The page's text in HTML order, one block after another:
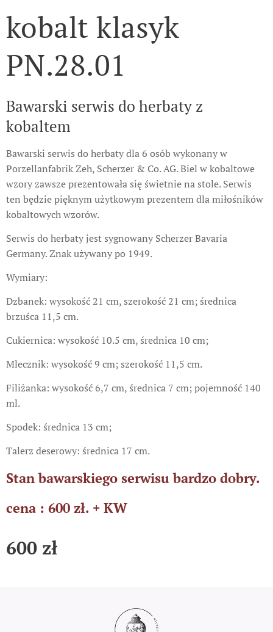
kobalt klasyk
PN.28.01
Bawarski serwis do herbaty z
kobaltem
Bawarski serwis do herbaty dla 6 osób wykonany w
Porzellanfabrik Zeh, Scherzer & Co. AG. Biel w kobaltowe
wzory zawsze prezentowała się świetnie na stole. Serwis
ten będzie pięknym użytkowym prezentem dla miłośników
kobaltowych wzorów.
Serwis do herbaty jest sygnowany Scherzer Bavaria
Germany. Znak używany po 1949.
Wymiary:
Dzbanek: wysokość 21 cm, szerokość 21 cm; średnica
brzuśca 11,5 cm.
Cukiernica: wysokość 10.5 cm, średnica 10 cm;
Mlecznik: wysokość 9 cm; szerokość 11,5 cm.
Filiżanka: wysokość 6,7 cm, średnica 7 cm; pojemność 140
ml.
Spodek: średnica 13 cm;
Talerz deserowy: średnica 17 cm.
Stan bawarskiego serwisu bardzo dobry.
cena : 600 zł. + KW
600 zł